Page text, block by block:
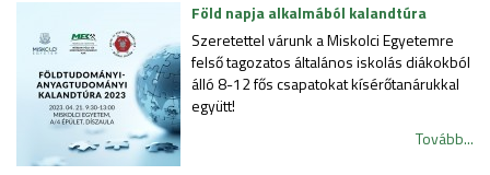
Föld napja alkalmából kalandtúra
Szeretettel várunk a Miskolci Egyetemre
felső tagozatos általános iskolás diákokból
álló 8-12 fős csapatokat kísérőtanárukkal
együtt!
Tovább...